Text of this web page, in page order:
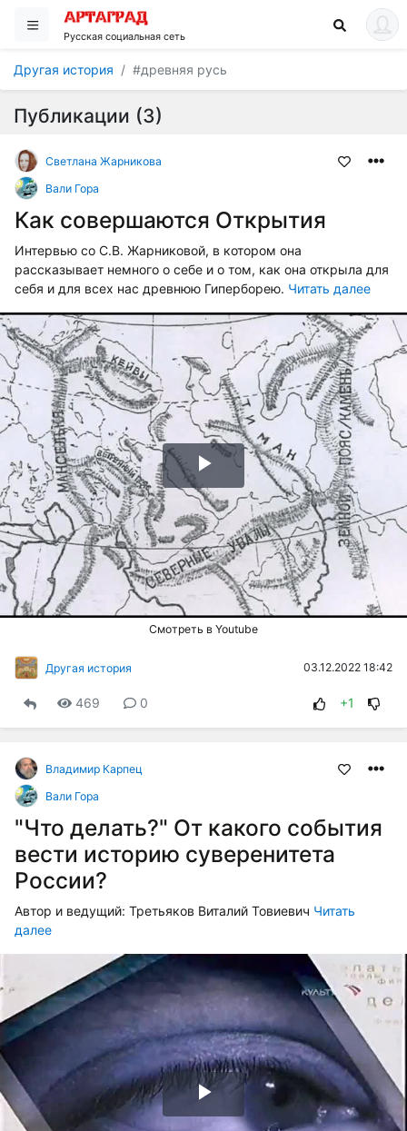
Русская социальная сеть
Другая история #древняя русь
Публикации (3)
Светлана Жарникова
Вали Гора
Как совершаются Открытия
Интервью со С.В. Жарниковой, в котором она
рассказывает немного о себе и о том, как она открыла для
себя и для всех нас древнюю Гиперборею. Читать далее
Воспроизвести
видео
Смотреть в Youtube
Другая история 03.12.2022 18:42
469 0 +1
Владимир Карпец
Вали Гора
"Что делать?" От какого события
вести историю суверенитета
России?
Автор и ведущий: Третьяков Виталий Товиевич Читать
далее
Воспроизвести